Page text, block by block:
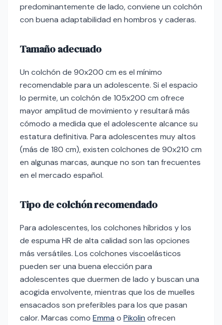
predominantemente de lado, conviene un colchón
con buena adaptabilidad en hombros y caderas.
Tamaño adecuado
Un colchón de 90x200 cm es el mínimo
recomendable para un adolescente. Si el espacio
lo permite, un colchón de 105x200 cm ofrece
mayor amplitud de movimiento y resultará más
cómodo a medida que el adolescente alcance su
estatura definitiva. Para adolescentes muy altos
(más de 180 cm), existen colchones de 90x210 cm
en algunas marcas, aunque no son tan frecuentes
en el mercado español.
Tipo de colchón recomendado
Para adolescentes, los colchones híbridos y los
de espuma HR de alta calidad son las opciones
más versátiles. Los colchones viscoelásticos
pueden ser una buena elección para
adolescentes que duermen de lado y buscan una
acogida envolvente, mientras que los de muelles
ensacados son preferibles para los que pasan
calor. Marcas como Emma o Pikolin ofrecen